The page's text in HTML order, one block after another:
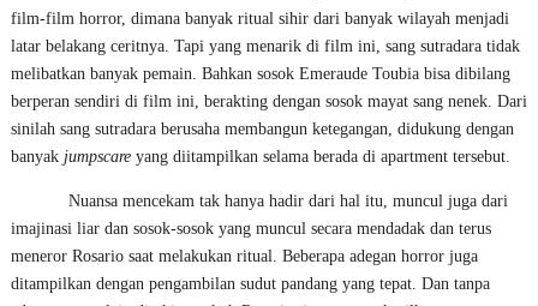
film-film horror, dimana banyak ritual sihir dari banyak wilayah menjadi
latar belakang ceritnya. Tapi yang menarik di film ini, sang sutradara tidak
melibatkan banyak pemain. Bahkan sosok Emeraude Toubia bisa dibilang
berperan sendiri di film ini, berakting dengan sosok mayat sang nenek. Dari
sinilah sang sutradara berusaha membangun ketegangan, didukung dengan
banyak jumpscare yang diitampilkan selama berada di apartment tersebut.
Nuansa mencekam tak hanya hadir dari hal itu, muncul juga dari
imajinasi liar dan sosok-sosok yang muncul secara mendadak dan terus
meneror Rosario saat melakukan ritual. Beberapa adegan horror juga
ditampilkan dengan pengambilan sudut pandang yang tepat. Dan tanpa